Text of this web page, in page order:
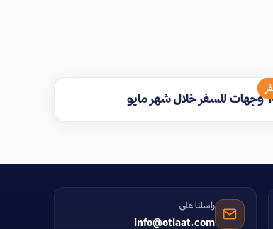
راسلنا على
info@otlaat.com